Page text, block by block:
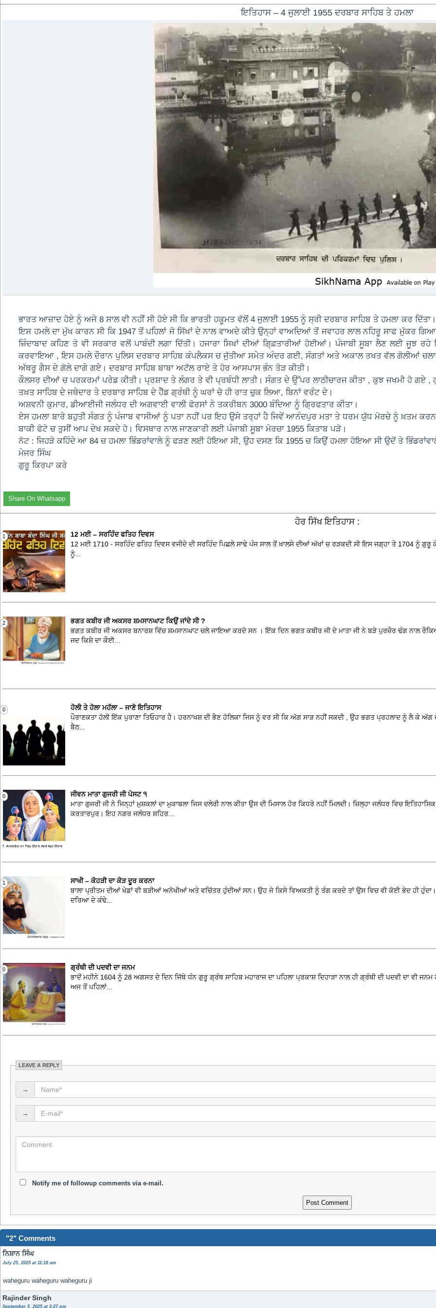
ਇਤਿਹਾਸ – 4 ਜੁਲਾਈ 1955 ਦਰਬਾਰ ਸਾਹਿਬ ਤੇ ਹਮਲਾ
ਭਾਰਤ ਆਜ਼ਾਦ ਹੋਏ ਨੂੰ ਅਜੇ 8 ਸਾਲ ਵੀ ਨਹੀਂ ਸੀ ਹੋਏ ਸੀ ਕਿ ਭਾਰਤੀ ਹਕੂਮਤ ਵੱਲੋਂ 4 ਜੁਲਾਈ 1955 ਨੂੰ ਸ੍ਰੀ ਦਰਬਾਰ ਸਾਹਿਬ ਤੇ ਹਮਲਾ ਕਰ ਦਿੱਤਾ।
ਇਸ ਹਮਲੇ ਦਾ ਮੁੱਖ ਕਾਰਨ ਸੀ ਕਿ 1947 ਤੋਂ ਪਹਿਲਾਂ ਜੋ ਸਿੱਖਾਂ ਦੇ ਨਾਲ ਵਾਅਦੇ ਕੀਤੇ ਉਨ੍ਹਾਂ ਵਾਅਦਿਆਂ ਤੋਂ ਜਵਾਹਰ ਲਾਲ ਨਹਿਰੂ ਸਾਫ ਮੁੱਕਰ
ਜ਼ਿੰਦਾਬਾਦ ਕਹਿਣ ਤੇ ਵੀ ਸਰਕਾਰ ਵਲੋਂ ਪਾਬੰਦੀ ਲਗਾ ਦਿੱਤੀ। ਹਜਾਰਾ ਸਿਖਾਂ ਦੀਆਂ ਗਿ੍ਫ਼ਤਾਰੀਆਂ ਹੋਈਆਂ। ਪੰਜਾਬੀ ਸੂਬਾ ਲੈਣ ਲਈ ਜੂਝ ਰਹੇ
ਕਰਵਾਇਆ , ਇਸ ਹਮਲੇ ਦੌਰਾਨ ਪੁਲਿਸ ਦਰਬਾਰ ਸਾਹਿਬ ਕੰਪਲੈਕਸ ਚ ਜੁੱਤੀਆ ਸਮੇਤ ਅੰਦਰ ਗਈ, ਸੰਗਤਾਂ ਅਤੇ ਅਕਾਲ ਤਖਤ ਵੱਲ ਗੋਲੀਆਂ
ਅੱਥਰੂ ਗੈਸ ਦੇ ਗੋਲੇ ਦਾਗੇ ਗਏ। ਦਰਬਾਰ ਸਾਹਿਬ ਬਾਬਾ ਅਟੱਲ ਰਾਏ ਤੇ ਹੋਰ ਆਸਪਾਸ ਭੰਨ ਤੋੜ ਕੀਤੀ।
ਕੌਲਸਰ ਦੀਆਂ ਚ ਪਰਕਰਮਾਂ ਪਰੇਡ ਕੀਤੀ। ਪ੍ਰਸ਼ਾਦ ਤੇ ਲੰਗਰ ਤੇ ਵੀ ਪ੍ਰਬੰਧੀ ਲਾਤੀ। ਸੰਗਤ ਦੇ ਉੱਪਰ ਲਾਠੀਚਾਰਜ ਕੀਤਾ , ਕੁਝ ਜਖਮੀ ਹੋ ਗਏ
ਤਖ਼ਤ ਸਾਹਿਬ ਦੇ ਜਥੇਦਾਰ ਤੇ ਦਰਬਾਰ ਸਾਹਿਬ ਦੇ ਹੈੱਡ ਗ੍ਰੰਥੀ ਨੂੰ ਘਰਾਂ ਚੋ ਹੀ ਰਾਤ ਚੁਕ ਲਿਆ, ਬਿਨਾਂ ਵਰੰਟ ਦੇ।
ਅਸ਼ਵਨੀ ਕੁਮਾਰ, ਡੀਆਈਜੀ ਜਲੰਧਰ ਦੀ ਅਗਵਾਈ ਵਾਲੀ ਫੋਰਸਾਂ ਨੇ ਤਕਰੀਬਨ 3000 ਬੰਦਿਆ ਨੂੰ ਗ੍ਰਿਫਤਾਰ ਕੀਤਾ।
ਏਸ ਹਮਲਾ ਬਾਰੇ ਬਹੁਤੀ ਸੰਗਤ ਨੂੰ ਪੰਜਾਬ ਵਾਸੀਆਂ ਨੂੰ ਪਤਾ ਨਹੀਂ ਪਰ ਇਹ ਉਸੇ ਤਰ੍ਹਾਂ ਹੈ ਜਿਵੇਂ ਆਨੰਦਪੁਰ ਮਤਾ ਤੇ ਧਰਮ ਯੁੱਧ ਮੋਰਚੇ ਨੂੰ ਖ਼ਤਮ
ਬਾਕੀ ਫੋਟੋ ਚ ਤੁਸੀਂ ਆਪ ਦੇਖ ਸਕਦੇ ਹੋ। ਵਿਸਥਾਰ ਨਾਲ ਜਾਣਕਾਰੀ ਲਈ ਪੰਜਾਬੀ ਸੂਬਾ ਮੋਰਚਾ 1955 ਕਿਤਾਬ ਪੜੋ।
ਨੋਟ : ਜਿਹੜੇ ਕਹਿੰਦੇ ਆ 84 ਚ ਹਮਲਾ ਭਿੰਡਰਾਂਵਾਲੇ ਨੂੰ ਫੜਣ ਲਈ ਹੋਇਆ ਸੀ, ਉਹ ਦਸਣ ਕਿ 1955 ਚ ਕਿਉਂ ਹਮਲਾ ਹੋਇਆ ਸੀ ਉਦੋਂ ਤੇ
ਮੇਜਰ ਸਿੰਘ
ਗੁਰੂ ਕਿਰਪਾ ਕਰੇ
Share On Whatsapp
ਹੋਰ ਸਿੱਖ ਇਤਿਹਾਸ :
1
12 ਮਈ – ਸਰਹਿੰਦ ਫਤਿਹ ਦਿਵਸ
12 ਮਈ 1710 - ਸਰਹਿੰਦ ਫਤਿਹ ਦਿਵਸ ਵਜੀਦੇ ਦੀ ਸਰਹਿੰਦ ਪਿਛਲੇ ਸਾਢੇ ਪੰਜ ਸਾਲ ਤੋਂ ਖ਼ਾਲਸੇ ਦੀਆਂ ਅੱਖਾਂ ਚ ਰੜਕਦੀ ਸੀ ਇਸ ਜਗ੍ਹਾ ਤੇ 1704 ਨੂੰ ਗੁਰੂ
ਨੂੰ...
2
ਭਗਤ ਕਬੀਰ ਜੀ ਅਕਸਰ ਸ਼ਮਸਾਨਘਾਟ ਕਿਉਂ ਜਾਂਦੇ ਸੀ ?
ਭਗਤ ਕਬੀਰ ਜੀ ਅਕਸਰ ਬਨਾਰਸ਼ ਵਿੱਚ ਸ਼ਮਸਾਨਘਾਟ ਚਲੇ ਜਾਇਆ ਕਰਦੇ ਸਨ । ਇੱਕ ਦਿਨ ਭਗਤ ਕਬੀਰ ਜੀ ਦੇ ਮਾਤਾ ਜੀ ਨੇ ਬੜੇ ਪੁਰਜ਼ੌਰ ਢੰਗ ਨਾਲ
ਜਦ ਕਿਸ਼ੇ ਦਾ ਕੌਈ...
0
ਹੋਲੀ ਤੇ ਹੋਲਾ ਮਹੱਲਾ – ਜਾਣੋ ਇਤਿਹਾਸ
ਪੌਰਾਣਕਤਾ ਹੋਲੀ ਇੱਕ ਪੁਰਾਣਾ ਤਿਓਹਾਰ ਹੈ। ਹਰਨਾਖਸ਼ ਦੀ ਭੈਣ ਹੋਲਿਕਾ ਜਿਸ ਨੂੰ ਵਰ ਸੀ ਕਿ ਅੱਗ ਸਾੜ ਨਹੀਂ ਸਕਦੀ , ਉਹ ਭਗਤ ਪ੍ਰਹਲਾਦ ਨੂੰ ਲੈ ਕੇ ਅੱਗ
ਬੈਠ...
0
ਜੀਵਨ ਮਾਤਾ ਗੁਜਰੀ ਜੀ ਪੋਸਟ ੧
ਮਾਤਾ ਗੁਜਰੀ ਜੀ ਨੇ ਜਿਨ੍ਹਾਂ ਮੁਸ਼ਕਲਾਂ ਦਾ ਮੁਕਾਬਲਾ ਜਿਸ ਦਲੇਰੀ ਨਾਲ ਕੀਤਾ ਉਸ ਦੀ ਮਿਸਾਲ ਹੋਰ ਕਿਧਰੇ ਨਹੀਂ ਮਿਲਦੀ। ਜ਼ਿਲ੍ਹਾ ਜਲੰਧਰ ਵਿਚ
ਕਰਤਾਰਪੁਰ। ਇਹ ਨਗਰ ਜਲੰਧਰ ਸ਼ਹਿਰ...
1
ਸਾਖੀ – ਕੋਹੜੀ ਦਾ ਕੋੜ ਦੂਰ ਕਰਨਾ
ਬਾਲਾ ਪ੍ਰੀਤਮ ਦੀਆਂ ਖੇਡਾਂ ਵੀ ਬੜੀਆਂ ਅਨੋਖੀਆਂ ਅਤੇ ਵਚਿੱਤਰ ਹੁੰਦੀਆਂ ਸਨ। ਉਹ ਜੇ ਕਿਸੇ ਵਿਅਕਤੀ ਨੂੰ ਤੰਗ ਕਰਦੇ ਤਾਂ ਉਸ ਵਿਚ ਵੀ ਕੋਈ ਭੇਦ ਹੀ
ਦਰਿਆ ਦੇ ਕੰਢੇ...
0
ਗ੍ਰੰਥੀ ਦੀ ਪਦਵੀ ਦਾ ਜਨਮ
ਭਾਦੋਂ ਮਹੀਨੇ 1604 ਨੂੰ 28 ਅਗਸਤ ਦੇ ਦਿਨ ਜਿੱਥੇ ਧੰਨ ਗੁਰੂ ਗ੍ਰੰਥ ਸਾਹਿਬ ਮਹਾਰਾਜ ਦਾ ਪਹਿਲਾ ਪ੍ਰਕਾਸ਼ ਦਿਹਾੜਾ ਨਾਲ ਹੀ ਗ੍ਰੰਥੀ ਦੀ ਪਦਵੀ ਦਾ ਵੀ
ਅਜ ਤੋਂ ਪਹਿਲਾਂ...
LEAVE A REPLY
→
→
Notify me of followup comments via e-mail.
"2" Comments
ਨਿਸ਼ਾਨ ਸਿੰਘ
July 25, 2025 at 11:18 am
waheguru waheguru waheguru ji
Rajinder Singh
September 5, 2025 at 3:27 pm